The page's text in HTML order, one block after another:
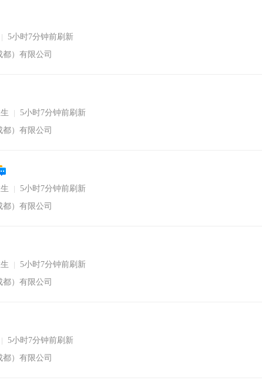
5小时7分钟前刷新
）有限公司
5小时7分钟前刷新
）有限公司
5小时7分钟前刷新
）有限公司
5小时7分钟前刷新
）有限公司
5小时7分钟前刷新
）有限公司